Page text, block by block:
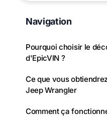
Navigation
Pourquoi choisir le
d'EpicVIN ?
Ce que vous
Jeep Wrangler
Comment ça